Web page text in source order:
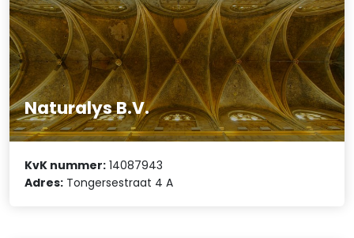
Naturalys B.V.
KvK nummer: 14087943
Adres: Tongersestraat 4 A